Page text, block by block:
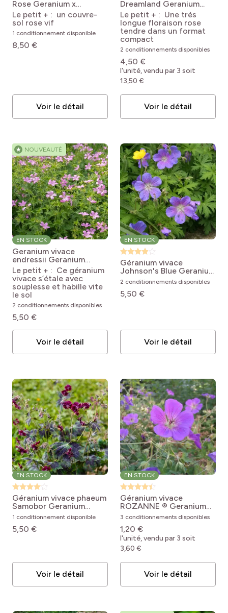
Rose Geranium x
cantabrigiense 'Abpp'
CRYSTAL ROSE
Le petit + : un couvre-
sol rose vif
1 conditionnement disponible
8,50 €
Voir le détail
Dreamland Geranium
'Bremdream'
(DREAMLAND)
Le petit + : Une très
longue floraison rose
tendre dans un format
compact
2 conditionnements disponibles
4,50 €
l'unité, vendu par 3 soit
13,50 €
Voir le détail
★ NOUVEAUTÉ
EN STOCK
Geranium vivace
endressii Geranium
endressii
Le petit + : Ce géranium
vivace s’étale avec
souplesse et habille vite
le sol
2 conditionnements disponibles
5,50 €
Voir le détail
EN STOCK
Géranium vivace
Johnson's Blue Geranium
Johnson's blue
2 conditionnements disponibles
5,50 €
Voir le détail
EN STOCK
Géranium vivace phaeum
Samobor Geranium
phaeum Samobor
1 conditionnement disponible
5,50 €
Voir le détail
EN STOCK
Géranium vivace
ROZANNE ® Geranium
'Gerwat' Rozanne
3 conditionnements disponibles
1,20 €
l'unité, vendu par 3 soit
3,60 €
Voir le détail